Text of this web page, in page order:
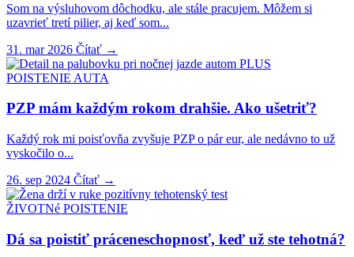
Som na výsluhovom dôchodku, ale stále pracujem. Môžem si
uzavrieť tretí pilier, aj keď som...
31. mar 2026 Čítať →
PLUS
POISTENIE AUTA
PZP mám každým rokom drahšie. Ako ušetriť?
Každý rok mi poisťovňa zvyšuje PZP o pár eur, ale nedávno to už
vyskočilo o...
26. sep 2024 Čítať →
ŽIVOTNé POISTENIE
Dá sa poistiť práceneschopnosť, keď už ste tehotná?